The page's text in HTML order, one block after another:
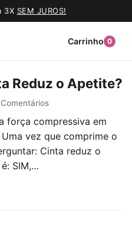
3X SEM JUROS!
Carrinho 0
Reduz o Apetite?
comments:
força compressiva em
vez que comprime o
Cinta reduz o
SIM,…